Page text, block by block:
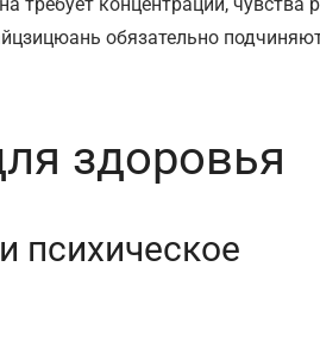
обязательно
здоровья
психическое